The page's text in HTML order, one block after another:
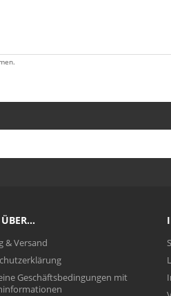
& Versand
Geschäftsbedingungen mit